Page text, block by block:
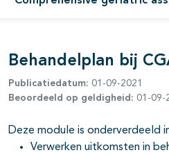
open- en
Behandelplan bij
Publicatiedatum: 01-09-2021
Beoordeeld op geldigheid: 01-09-
Deze module is onderverdeeld
Verwerken uitkomsten in